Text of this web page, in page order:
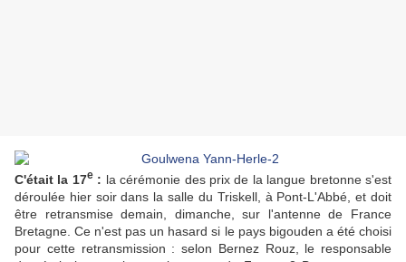
C'était la 17e: la cérémonie des prix de la langue bretonne s'est
déroulée hier soir dans la salle du Triskell, à Pont-L'Abbé, et doit
être retransmise demain, dimanche, sur l'antenne de France
Bretagne. Ce n'est pas un hasard si le pays bigouden a été choisi
pour cette retransmission : selon Bernez Rouz, le responsable